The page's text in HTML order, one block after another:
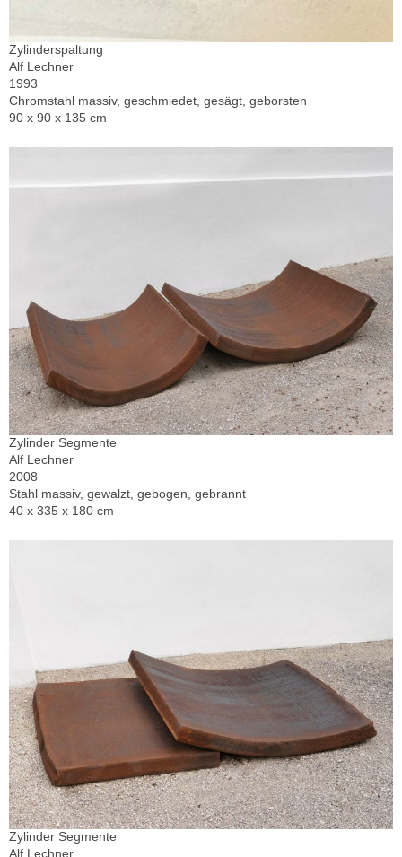
Zylinderspaltung
Alf Lechner
1993
Chromstahl massiv, geschmiedet, gesägt, geborsten
90 x 90 x 135 cm
Zylinder Segmente
Alf Lechner
2008
Stahl massiv, gewalzt, gebogen, gebrannt
40 x 335 x 180 cm
Zylinder Segmente
Alf Lechner